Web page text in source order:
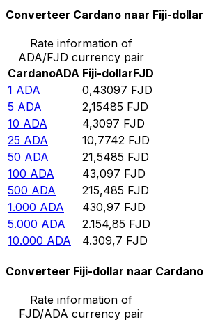
Converteer Cardano naar Fiji-dollar
Rate information of
ADA/FJD currency pair
CardanoADA Fiji-dollarFJD
1 ADA 0,43097 FJD
5 ADA 2,15485 FJD
10 ADA 4,3097 FJD
25 ADA 10,7742 FJD
50 ADA 21,5485 FJD
100 ADA 43,097 FJD
500 ADA 215,485 FJD
1.000 ADA 430,97 FJD
5.000 ADA 2.154,85 FJD
10.000 ADA 4.309,7 FJD
Converteer Fiji-dollar naar Cardano
Rate information of
FJD/ADA currency pair